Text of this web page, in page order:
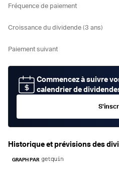
Fréquence de paiement
Croissance du dividende (3 ans)
Paiement suivant
Commencez à suivre
calendrier de
Historique et prévisions des
GRAPH PAR